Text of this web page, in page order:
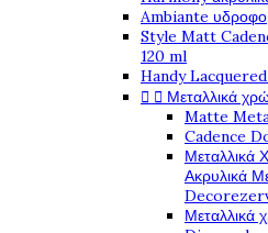
Ambiante
Style Matt
120 ml
Handy
  Μεταλλικά
Matte
Cadence
Μεταλλικά
Ακρυλικά
Μεταλλικά